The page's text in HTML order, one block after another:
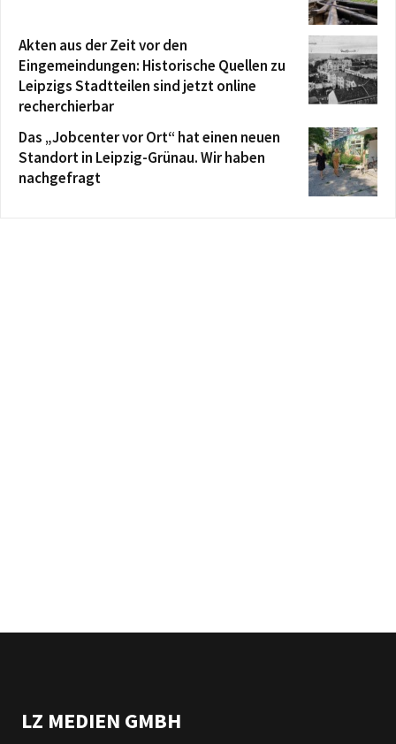
Akten aus der Zeit vor den
Eingemeindungen: Historische Quellen zu
Leipzigs Stadtteilen sind jetzt online
recherchierbar
Das „Jobcenter vor Ort“ hat einen neuen
Standort in Leipzig-Grünau. Wir haben
nachgefragt
LZ MEDIEN GMBH